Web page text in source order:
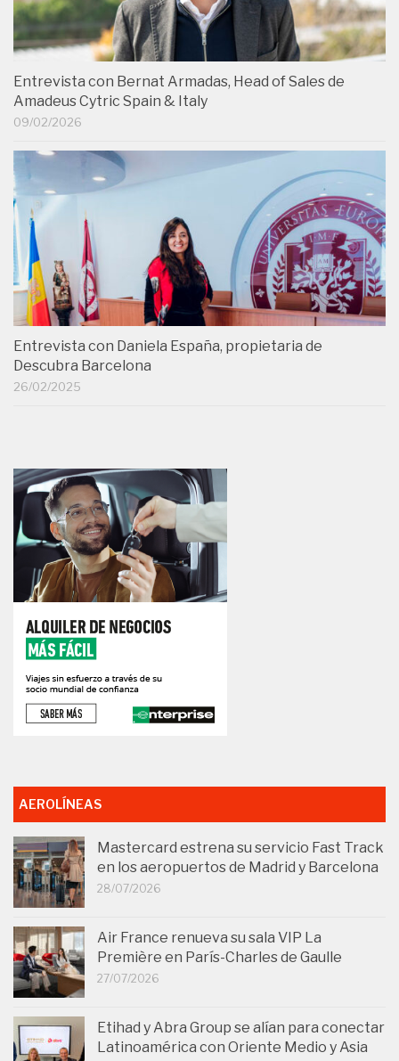
Entrevista con Bernat Armadas, Head of Sales de
Amadeus Cytric Spain & Italy
09/02/2026
Entrevista con Daniela España, propietaria de
Descubra Barcelona
26/02/2025
AEROLÍNEAS
Mastercard estrena su servicio Fast Track
en los aeropuertos de Madrid y Barcelona
28/07/2026
Air France renueva su sala VIP La
Première en París-Charles de Gaulle
27/07/2026
Etihad y Abra Group se alían para conectar
Latinoamérica con Oriente Medio y Asia